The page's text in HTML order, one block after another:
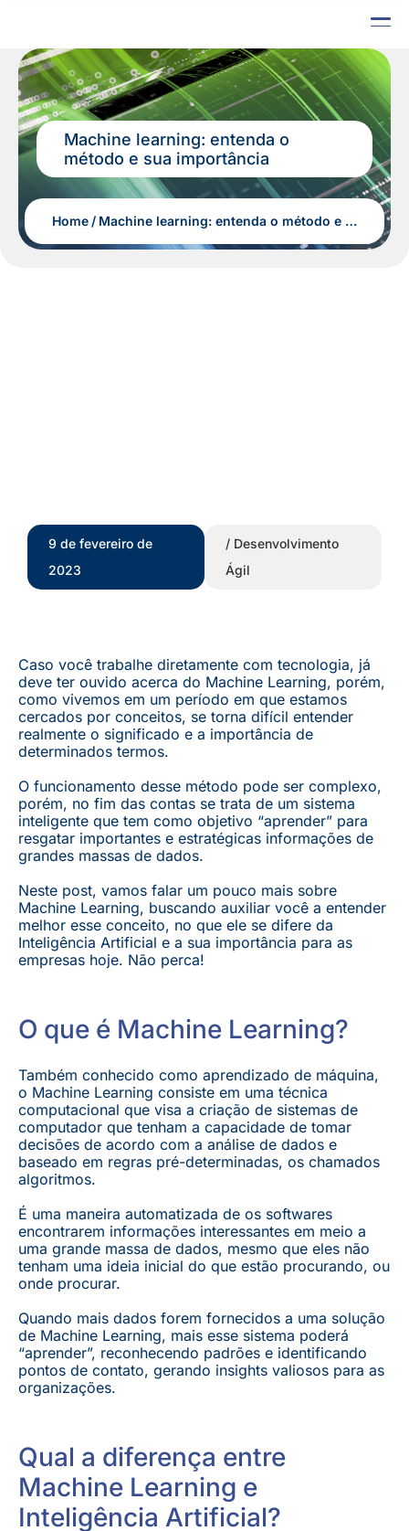
Machine learning: entenda o
método e sua importância
Home Machine learning: entenda o método e sua importância
9 de fevereiro de
2023
/ Desenvolvimento
Ágil
Caso você trabalhe diretamente com tecnologia, já
deve ter ouvido acerca do Machine Learning, porém,
como vivemos em um período em que estamos
cercados por conceitos, se torna difícil entender
realmente o significado e a importância de
determinados termos.
O funcionamento desse método pode ser complexo,
porém, no fim das contas se trata de um sistema
inteligente que tem como objetivo “aprender” para
resgatar importantes e estratégicas informações de
grandes massas de dados.
Neste post, vamos falar um pouco mais sobre
Machine Learning, buscando auxiliar você a entender
melhor esse conceito, no que ele se difere da
Inteligência Artificial e a sua importância para as
empresas hoje. Não perca!
O que é Machine Learning?
Também conhecido como aprendizado de máquina,
o Machine Learning consiste em uma técnica
computacional que visa a criação de sistemas de
computador que tenham a capacidade de tomar
decisões de acordo com a análise de dados e
baseado em regras pré-determinadas, os chamados
algoritmos.
É uma maneira automatizada de os softwares
encontrarem informações interessantes em meio a
uma grande massa de dados, mesmo que eles não
tenham uma ideia inicial do que estão procurando, ou
onde procurar.
Quando mais dados forem fornecidos a uma solução
de Machine Learning, mais esse sistema poderá
“aprender”, reconhecendo padrões e identificando
pontos de contato, gerando insights valiosos para as
organizações.
Qual a diferença entre
Machine Learning e
Inteligência Artificial?